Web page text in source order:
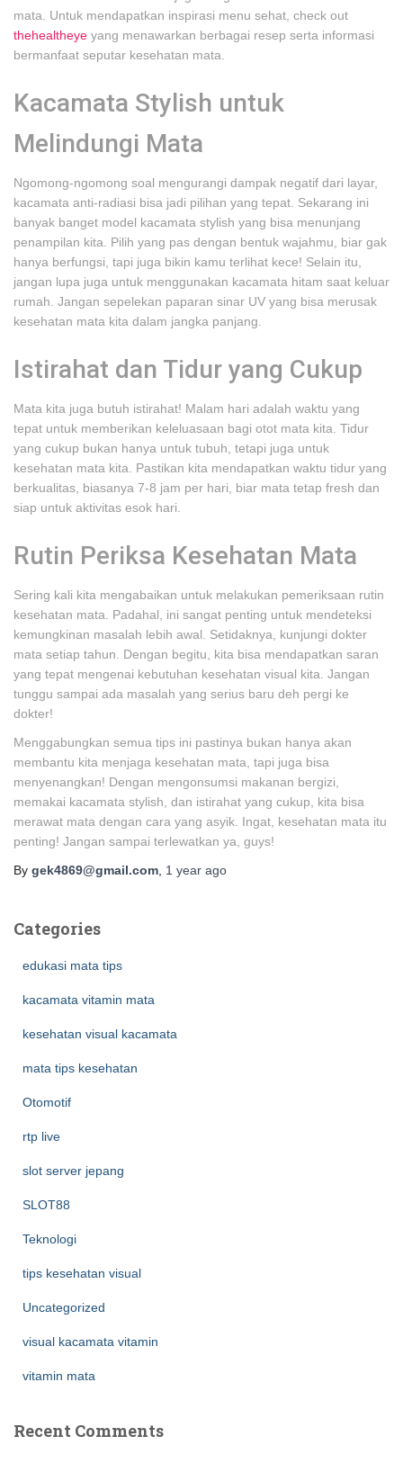
mata. Untuk mendapatkan inspirasi menu sehat, check out
thehealtheye yang menawarkan berbagai resep serta informasi
bermanfaat seputar kesehatan mata.
Kacamata Stylish untuk
Melindungi Mata
Ngomong-ngomong soal mengurangi dampak negatif dari layar,
kacamata anti-radiasi bisa jadi pilihan yang tepat. Sekarang ini
banyak banget model kacamata stylish yang bisa menunjang
penampilan kita. Pilih yang pas dengan bentuk wajahmu, biar gak
hanya berfungsi, tapi juga bikin kamu terlihat kece! Selain itu,
jangan lupa juga untuk menggunakan kacamata hitam saat keluar
rumah. Jangan sepelekan paparan sinar UV yang bisa merusak
kesehatan mata kita dalam jangka panjang.
Istirahat dan Tidur yang Cukup
Mata kita juga butuh istirahat! Malam hari adalah waktu yang
tepat untuk memberikan keleluasaan bagi otot mata kita. Tidur
yang cukup bukan hanya untuk tubuh, tetapi juga untuk
kesehatan mata kita. Pastikan kita mendapatkan waktu tidur yang
berkualitas, biasanya 7-8 jam per hari, biar mata tetap fresh dan
siap untuk aktivitas esok hari.
Rutin Periksa Kesehatan Mata
Sering kali kita mengabaikan untuk melakukan pemeriksaan rutin
kesehatan mata. Padahal, ini sangat penting untuk mendeteksi
kemungkinan masalah lebih awal. Setidaknya, kunjungi dokter
mata setiap tahun. Dengan begitu, kita bisa mendapatkan saran
yang tepat mengenai kebutuhan kesehatan visual kita. Jangan
tunggu sampai ada masalah yang serius baru deh pergi ke
dokter!
Menggabungkan semua tips ini pastinya bukan hanya akan
membantu kita menjaga kesehatan mata, tapi juga bisa
menyenangkan! Dengan mengonsumsi makanan bergizi,
memakai kacamata stylish, dan istirahat yang cukup, kita bisa
merawat mata dengan cara yang asyik. Ingat, kesehatan mata itu
penting! Jangan sampai terlewatkan ya, guys!
By gek4869@gmail.com 1 year ago
Categories
edukasi mata tips
kacamata vitamin mata
kesehatan visual kacamata
mata tips kesehatan
Otomotif
rtp live
slot server jepang
SLOT88
Teknologi
tips kesehatan visual
Uncategorized
visual kacamata vitamin
vitamin mata
Recent Comments